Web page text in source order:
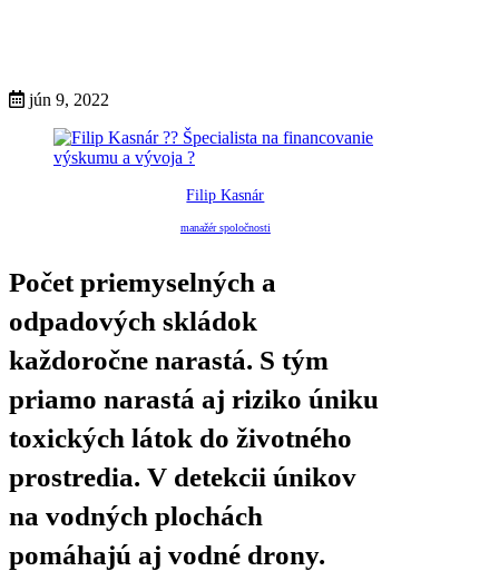
jún 9, 2022
Filip Kasnár
manažér spoločnosti
Počet priemyselných a
odpadových skládok
každoročne narastá. S tým
priamo narastá aj riziko úniku
toxických látok do životného
prostredia. V detekcii únikov
na vodných plochách
pomáhajú aj vodné drony.